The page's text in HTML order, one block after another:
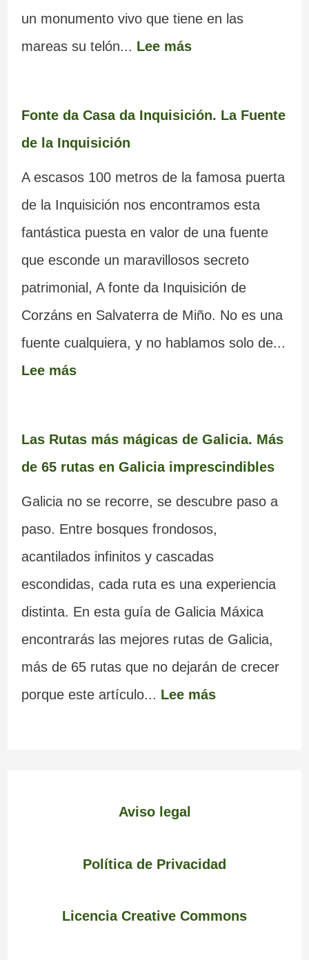
un monumento vivo que tiene en las
mareas su telón... Lee más
Fonte da Casa da Inquisición. La Fuente
de la Inquisición
A escasos 100 metros de la famosa puerta
de la Inquisición nos encontramos esta
fantástica puesta en valor de una fuente
que esconde un maravillosos secreto
patrimonial, A fonte da Inquisición de
Corzáns en Salvaterra de Miño. No es una
fuente cualquiera, y no hablamos solo de...
Lee más
Las Rutas más mágicas de Galicia. Más
de 65 rutas en Galicia imprescindibles
Galicia no se recorre, se descubre paso a
paso. Entre bosques frondosos,
acantilados infinitos y cascadas
escondidas, cada ruta es una experiencia
distinta. En esta guía de Galicia Máxica
encontrarás las mejores rutas de Galicia,
más de 65 rutas que no dejarán de crecer
porque este artículo... Lee más
Aviso legal
Política de Privacidad
Licencia Creative Commons